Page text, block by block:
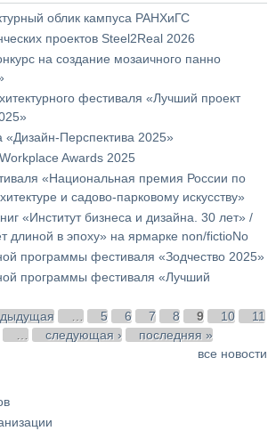
облик кампуса РАНХиГС
проектов Steel2Real 2026
на создание мозаичного панно
фестиваля «Лучший проект
«Дизайн-Перспектива 2025»
Awards 2025
«Национальная премия России по
и садово-парковому искусству»
«Институт бизнеса и дизайна. 30 лет» /
длиной в эпоху» на ярмарке non/fictioNo
программы фестиваля «Зодчество 2025»
программы фестиваля «Лучший
… 5 6 7 8 9 10
11
… следующая ›
последняя »
все новости